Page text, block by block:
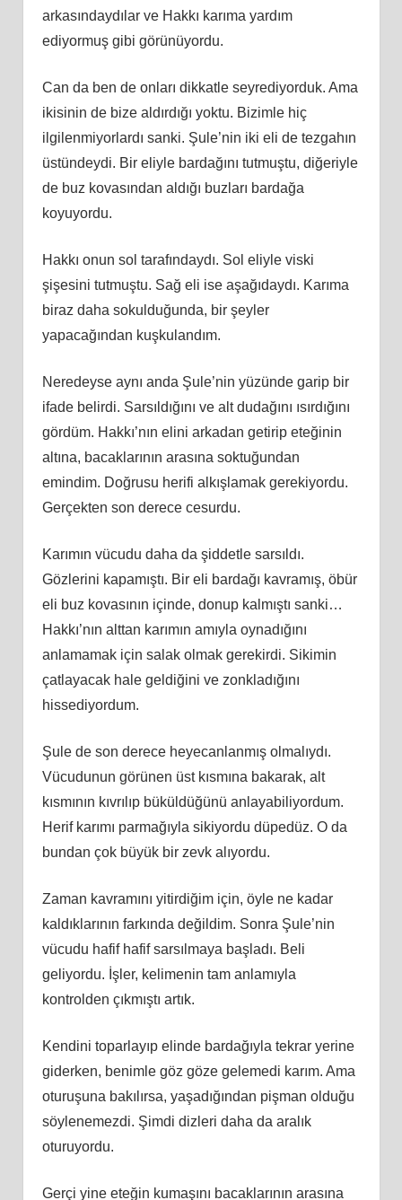
arkasındaydılar ve Hakkı karıma yardım
ediyormuş gibi görünüyordu.
Can da ben de onları dikkatle seyrediyorduk. Ama
ikisinin de bize aldırdığı yoktu. Bizimle hiç
ilgilenmiyorlardı sanki. Şule’nin iki eli de tezgahın
üstündeydi. Bir eliyle bardağını tutmuştu, diğeriyle
de buz kovasından aldığı buzları bardağa
koyuyordu.
Hakkı onun sol tarafındaydı. Sol eliyle viski
şişesini tutmuştu. Sağ eli ise aşağıdaydı. Karıma
biraz daha sokulduğunda, bir şeyler
yapacağından kuşkulandım.
Neredeyse aynı anda Şule’nin yüzünde garip bir
ifade belirdi. Sarsıldığını ve alt dudağını ısırdığını
gördüm. Hakkı’nın elini arkadan getirip eteğinin
altına, bacaklarının arasına soktuğundan
emindim. Doğrusu herifi alkışlamak gerekiyordu.
Gerçekten son derece cesurdu.
Karımın vücudu daha da şiddetle sarsıldı.
Gözlerini kapamıştı. Bir eli bardağı kavramış, öbür
eli buz kovasının içinde, donup kalmıştı sanki…
Hakkı’nın alttan karımın amıyla oynadığını
anlamamak için salak olmak gerekirdi. Sikimin
çatlayacak hale geldiğini ve zonkladığını
hissediyordum.
Şule de son derece heyecanlanmış olmalıydı.
Vücudunun görünen üst kısmına bakarak, alt
kısmının kıvrılıp büküldüğünü anlayabiliyordum.
Herif karımı parmağıyla sikiyordu düpedüz. O da
bundan çok büyük bir zevk alıyordu.
Zaman kavramını yitirdiğim için, öyle ne kadar
kaldıklarının farkında değildim. Sonra Şule’nin
vücudu hafif hafif sarsılmaya başladı. Beli
geliyordu. İşler, kelimenin tam anlamıyla
kontrolden çıkmıştı artık.
Kendini toparlayıp elinde bardağıyla tekrar yerine
giderken, benimle göz göze gelemedi karım. Ama
oturuşuna bakılırsa, yaşadığından pişman olduğu
söylenemezdi. Şimdi dizleri daha da aralık
oturuyordu.
Gerçi yine eteğin kumaşını bacaklarının arasına